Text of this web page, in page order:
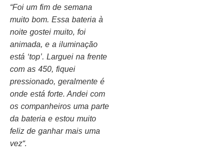
“Foi um fim de semana
muito bom. Essa bateria à
noite gostei muito, foi
animada, e a iluminação
está ‘top’. Larguei na frente
com as 450, fiquei
pressionado, geralmente é
onde está forte. Andei com
os companheiros uma parte
da bateria e estou muito
feliz de ganhar mais uma
vez“.